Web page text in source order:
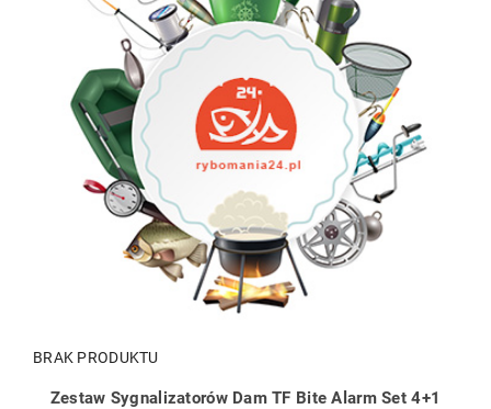
BRAK PRODUKTU
Zestaw Sygnalizatorów Dam TF Bite Alarm Set 4+1